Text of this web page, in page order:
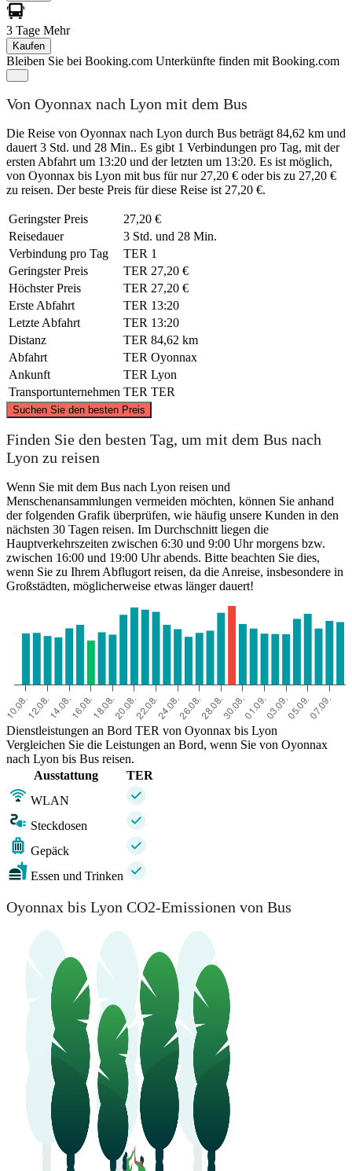
3 Tage Mehr
Kaufen
Bleiben Sie bei Booking.com Unterkünfte finden mit Booking.com
Von Oyonnax nach Lyon mit dem Bus
Die Reise von Oyonnax nach Lyon durch Bus beträgt 84,62 km und
dauert 3 Std. und 28 Min.. Es gibt 1 Verbindungen pro Tag, mit der
ersten Abfahrt um 13:20 und der letzten um 13:20. Es ist möglich,
von Oyonnax bis Lyon mit bus für nur 27,20 € oder bis zu 27,20 €
zu reisen. Der beste Preis für diese Reise ist 27,20 €.
Geringster Preis
27,20 €
Reisedauer
3 Std. und 28 Min.
Verbindung pro Tag
TER 1
Geringster Preis
TER 27,20 €
Höchster Preis
TER 27,20 €
Erste Abfahrt
TER 13:20
Letzte Abfahrt
TER 13:20
Distanz
TER 84,62 km
Abfahrt
TER Oyonnax
Ankunft
TER Lyon
Transportunternehmen TER TER
Suchen Sie den besten Preis
Lyon
Finden Sie den besten Tag, um mit dem Bus nach
Lyon zu reisen
Wenn Sie mit dem Bus nach Lyon reisen und
Menschenansammlungen vermeiden möchten, können Sie anhand
der folgenden Grafik überprüfen, wie häufig unsere Kunden in den
nächsten 30 Tagen reisen. Im Durchschnitt liegen die
Hauptverkehrszeiten zwischen 6:30 und 9:00 Uhr morgens bzw.
zwischen 16:00 und 19:00 Uhr abends. Bitte beachten Sie dies,
wenn Sie zu Ihrem Abflugort reisen, da die Anreise, insbesondere in
Großstädten, möglicherweise etwas länger dauert!
Dienstleistungen an Bord TER von Oyonnax bis Lyon
Vergleichen Sie die Leistungen an Bord, wenn Sie von Oyonnax
nach Lyon bis Bus reisen.
Ausstattung
TER
WLAN
Steckdosen
Gepäck
Essen und Trinken
Oyonnax bis Lyon CO2-Emissionen von Bus